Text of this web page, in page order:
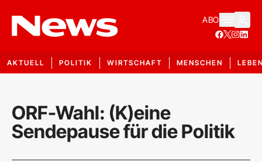
ABO
AKTUELL POLITIK WIRTSCHAFT MENSCHEN
ORF-Wahl: (K)eine
Sendepause für die Politik